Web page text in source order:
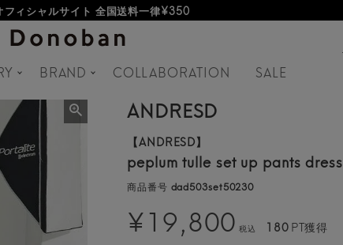
ト新規会員登録特典 500ポイントプレゼント
BRAND COLLABORATION SALE
ANDRESD
【ANDRESD】
peplum tulle set up pants dress
商品番号 dad503set50230
¥19,800 税込 180PT獲得